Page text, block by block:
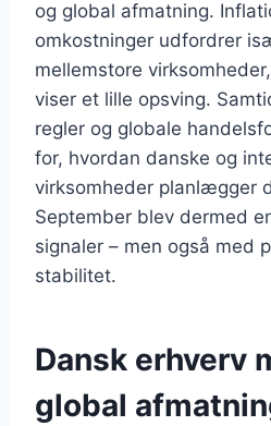
og global afmatning.
omkostninger udfordrer
mellemstore
viser et lille opsving.
regler og globale
for, hvordan danske og
virksomheder planlægger
September blev dermed
signaler – men også med
stabilitet.
Dansk erhverv
global